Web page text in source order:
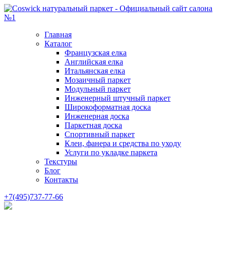
Главная
Каталог
Французская елка
Английская елка
Итальянская елка
Мозаичный паркет
Модульный паркет
Инженерный штучный паркет
Широкоформатная доска
Инженерная доска
Паркетная доска
Спортивный паркет
Клеи, фанера и средства по уходу
Услуги по укладке паркета
Текстуры
Блог
Контакты
+7(495)737-77-66